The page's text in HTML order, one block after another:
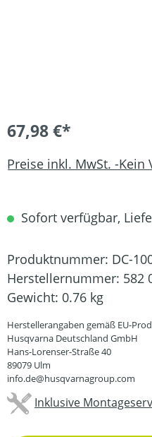
67,98 €*
Preise inkl. MwSt. -Kein
Sofort verfügbar,
Produktnummer: DC-
Herstellernummer: 582
Gewicht: 0.76 kg
Herstellerangaben gemäß EU-
Husqvarna Deutschland GmbH
Hans-Lorenser-Straße 40
89079 Ulm
info.de@husqvarnagroup.com
Inklusive